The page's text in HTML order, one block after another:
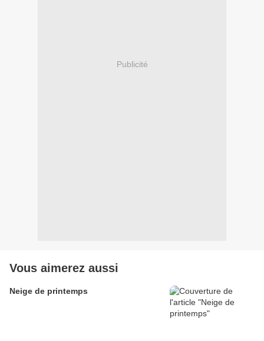
Publicité
Vous aimerez aussi
Neige de printemps